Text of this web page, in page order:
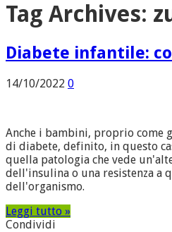
Tag Archives:
Diabete infantile:
14/10/2022 0
Anche i bambini, proprio come
di diabete, definito, in questo
quella patologia che vede
dell'insulina o una resistenza a
dell'organismo.
Leggi tutto »
Condividi